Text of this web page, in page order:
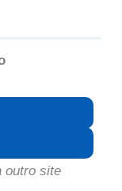
outro site